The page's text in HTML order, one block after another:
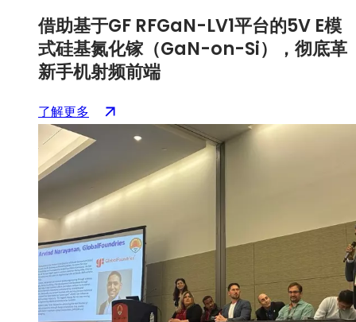
加
速
氮
化
（GaN）
的
借助基于GF RFGaN-LV1平台的5V E模
式硅基氮化镓（GaN-on-Si），彻底革
新手机射频前端
了解更多
利
用
RFGaN-
LV1
上
的
5V
E
模
新
页
中
打
开）